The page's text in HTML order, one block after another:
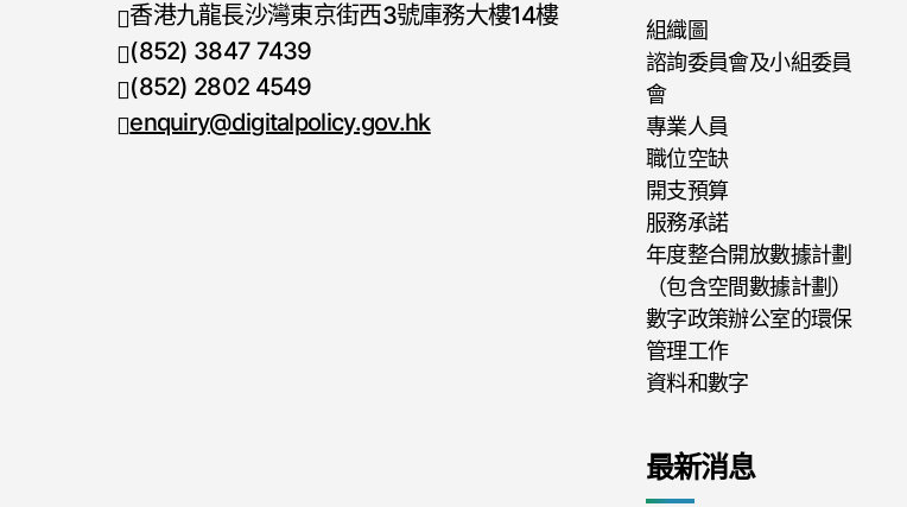
香港九龍長沙灣東京街西3號庫務大樓14樓
電話號碼
(852) 3847 7439
傳真號碼
(852) 2802 4549
enquiry@digitalpolicy.gov.hk
組織圖
諮詢委員會及小組委員
會
專業人員
職位空缺
開支預算
服務承諾
年度整合開放數據計劃
（包含空間數據計劃）
數字政策辦公室的環保
管理工作
資料和數字
最新消息